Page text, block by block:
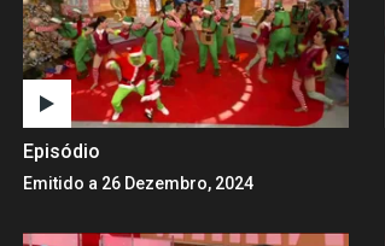
Episódio
Emitido a 26 Dezembro, 2024